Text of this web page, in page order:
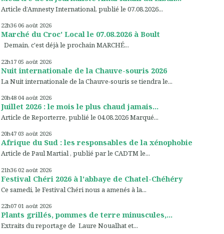
Article d’Amnesty International, publié le 07.08.2026...
22h36 06 août 2026
Marché du Croc' Local le 07.08.2026 à Boult
Demain, c'est déjà le prochain MARCHÉ...
22h17 05 août 2026
Nuit internationale de la Chauve-souris 2026
La Nuit internationale de la Chauve-souris se tiendra le...
20h48 04 août 2026
Juillet 2026 : le mois le plus chaud jamais...
Article de Reporterre, publié le 04.08.2026 Marqué...
20h47 03 août 2026
Afrique du Sud : les responsables de la xénophobie
Article de Paul Martial , publié par le CADTM le...
21h36 02 août 2026
Festival Chéri 2026 à l'abbaye de Chatel-Chéhéry
Ce samedi, le Festival Chéri nous a amenés à la...
22h07 01 août 2026
Plants grillés, pommes de terre minuscules,...
Extraits du reportage de Laure Noualhat et...